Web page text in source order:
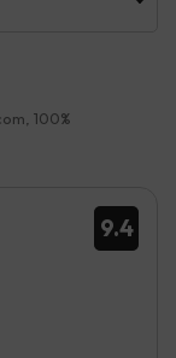
100%
9.4